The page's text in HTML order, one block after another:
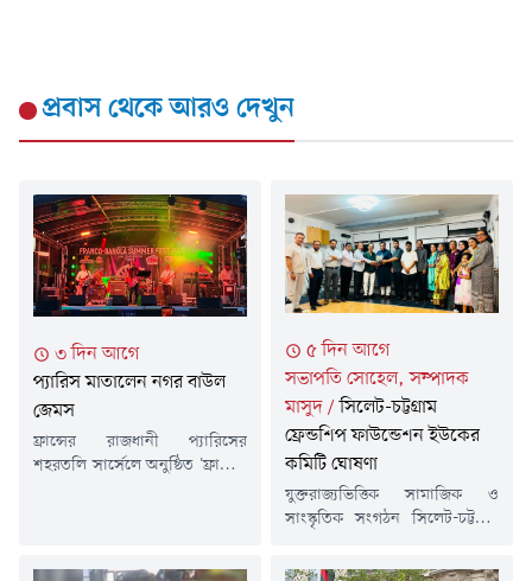
প্রবাসথেকে আরও দেখুন
৩ দিন আগে
প্যারিস মাতালেন নগর বাউল
জেমস
ফ্রান্সের রাজধানী প্যারিসের
শহরতলি সার্সেলে অনুষ্ঠিত 'ফ্রাঙ্কো-
৫ দিন আগে
সভাপতি সোহেল, সম্পাদক
মাসুদ/সিলেট-চট্টগ্রাম
ফ্রেন্ডশিপ ফাউন্ডেশন ইউকের
কমিটি ঘোষণা
যুক্তরাজ্যভিত্তিক সামাজিক ও
সাংস্কৃতিক সংগঠন সিলেট-চট্টগ্রাম
নবনির্বাচিত কমিটি (আংশিক)